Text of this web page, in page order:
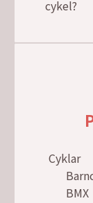
cykel?
Cyklar
BMX